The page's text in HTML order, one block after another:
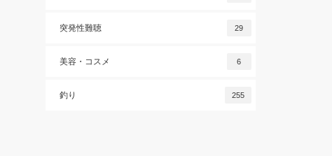
突発性難聴 29
美容・コスメ 6
釣り 255